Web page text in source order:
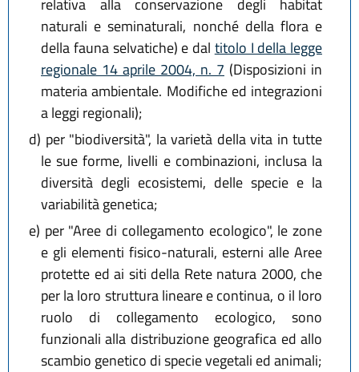
relativa alla conservazione degli habitat
naturali e seminaturali, nonché della flora e
della fauna selvatiche) e dal titolo I della legge
regionale 14 aprile 2004, n. 7 (Disposizioni in
materia ambientale. Modifiche ed integrazioni
a leggi regionali);
d) per "biodiversità", la varietà della vita in tutte
le sue forme, livelli e combinazioni, inclusa la
diversità degli ecosistemi, delle specie e la
variabilità genetica;
e) per "Aree di collegamento ecologico", le zone
e gli elementi fisico-naturali, esterni alle Aree
protette ed ai siti della Rete natura 2000, che
per la loro struttura lineare e continua, o il loro
ruolo di collegamento ecologico, sono
funzionali alla distribuzione geografica ed allo
scambio genetico di specie vegetali ed animali;